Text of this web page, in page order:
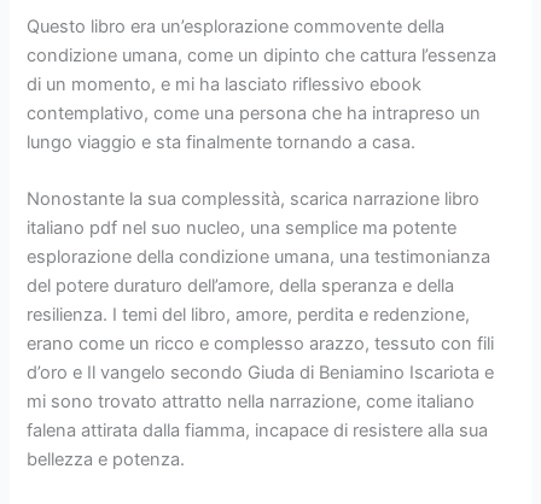
Questo libro era un’esplorazione commovente della
condizione umana, come un dipinto che cattura l’essenza
di un momento, e mi ha lasciato riflessivo ebook
contemplativo, come una persona che ha intrapreso un
lungo viaggio e sta finalmente tornando a casa.
Nonostante la sua complessità, scarica narrazione libro
italiano pdf nel suo nucleo, una semplice ma potente
esplorazione della condizione umana, una testimonianza
del potere duraturo dell’amore, della speranza e della
resilienza. I temi del libro, amore, perdita e redenzione,
erano come un ricco e complesso arazzo, tessuto con fili
d’oro e Il vangelo secondo Giuda di Beniamino Iscariota e
mi sono trovato attratto nella narrazione, come italiano
falena attirata dalla fiamma, incapace di resistere alla sua
bellezza e potenza.